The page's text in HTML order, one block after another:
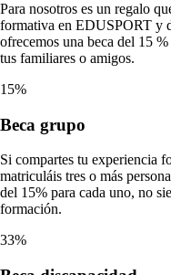
Para nosotros es un regalo
formativa en EDUSPORT y
ofrecemos una beca del 15
tus familiares o amigos.
15%
Beca grupo
Si compartes tu experiencia
matriculáis tres o más
del 15% para cada uno, no
formación.
33%